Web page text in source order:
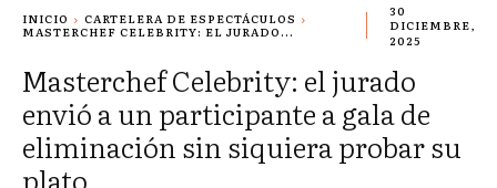
Tucuman
INICIO
CARTELERA DE ESPECTÁCULOS
MASTERCHEF CELEBRITY: EL JURADO...
30
DICIEMBRE,
2025
Masterchef Celebrity: el jurado
envió a un participante a gala de
eliminación sin siquiera probar su